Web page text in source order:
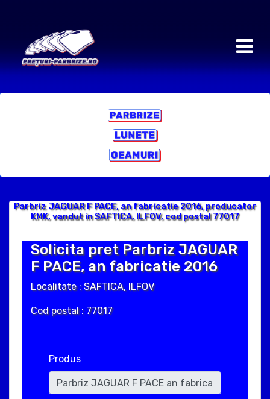
Parbriz JAGUAR F PACE, an fabricatie 2016, producator
KMK, vandut in SAFTICA, ILFOV, cod postal 77017
Solicita pret Parbriz JAGUAR
F PACE, an fabricatie 2016
Localitate : SAFTICA, ILFOV
Cod postal : 77017
Produs